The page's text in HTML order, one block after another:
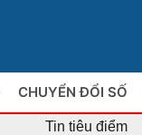
CHUYỂN ĐỔI SỐ
Tin tiêu điểm